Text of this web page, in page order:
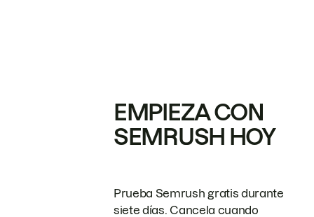
EMPIEZA CON
SEMRUSH HOY
Prueba Semrush gratis durante
siete días. Cancela cuando